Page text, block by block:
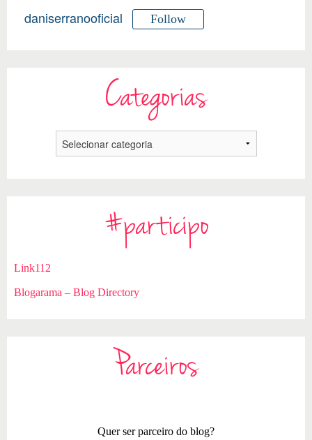
daniserranooficial Follow
Categorias
#participo
Link112
Blogarama – Blog Directory
Parceiros
Quer ser parceiro do blog?